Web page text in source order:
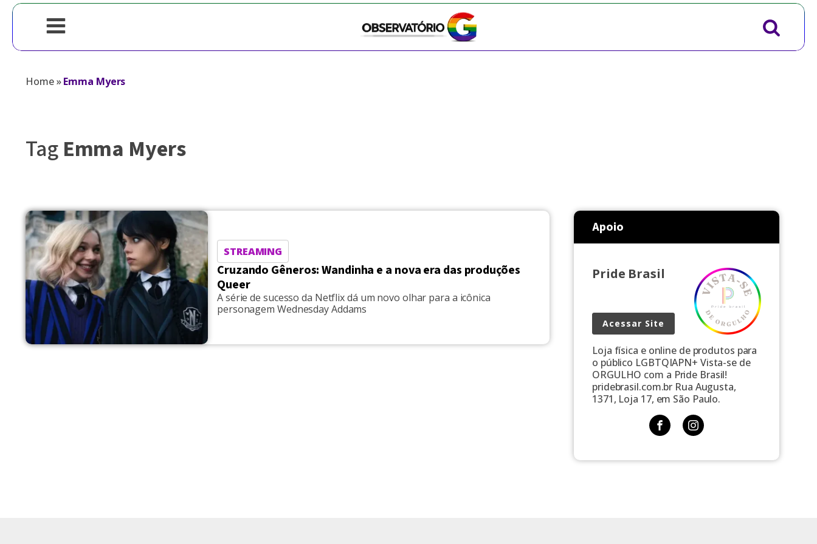
Home»Emma Myers
TagEmma Myers
STREAMING
Cruzando Gêneros: Wandinha e a nova era das produções
Queer
A série de sucesso da Netflix dá um novo olhar para a icônica
personagem Wednesday Addams
Apoio
Pride Brasil
Acessar Site
Loja física e online de produtos para
o público LGBTQIAPN+ Vista-se de
ORGULHO com a Pride Brasil!
pridebrasil.com.br Rua Augusta,
1371, Loja 17, em São Paulo.